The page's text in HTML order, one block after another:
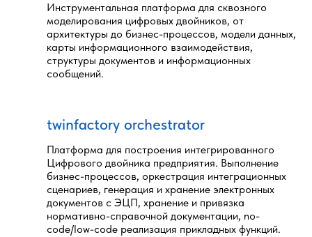
Инструментальная платформа для сквозного
моделирования цифровых двойников, от
архитектуры до бизнес-процессов, модели данных,
карты информационного взаимодействия,
структуры документов и информационных
сообщений.
twinfactory orchestrator
Платформа для построения интегрированного
Цифрового двойника предприятия. Выполнение
бизнес-процессов, оркестрация интеграционных
сценариев, генерация и хранение электронных
документов с ЭЦП, хранение и привязка
нормативно-справочной документации, no-
code/low-code реализация прикладных функций.